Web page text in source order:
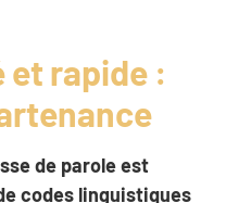
et rapide :
de parole est
codes linguistiques